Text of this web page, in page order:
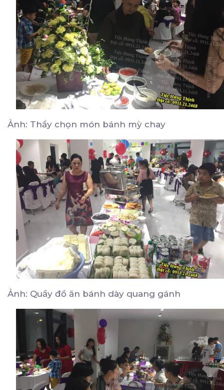
Ảnh: Thầy chọn món bánh mỳ chay
Ảnh: Quầy đồ ăn bánh dày quang gánh